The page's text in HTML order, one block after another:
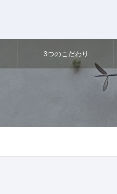
3つのこだわり